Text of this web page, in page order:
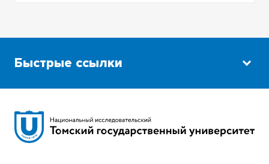
Быстрые ссылки
Сибирский ботанический сад